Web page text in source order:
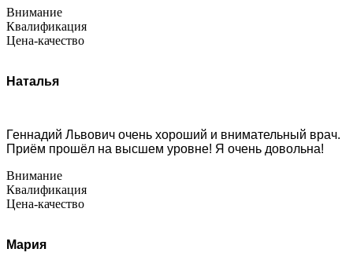
Внимание
Квалификация
Цена-качество
Наталья
Геннадий Львович очень хороший и внимательный врач.
Приём прошёл на высшем уровне! Я очень довольна!
Внимание
Квалификация
Цена-качество
Мария